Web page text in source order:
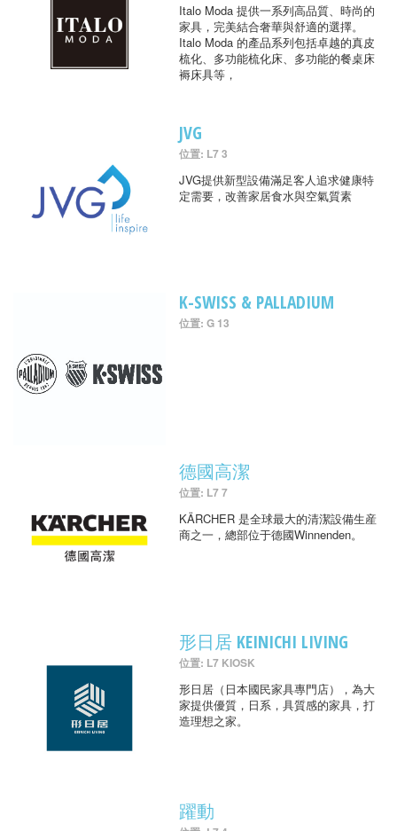
Italo Moda 提供一系列高品質、時尚的
家具，完美結合奢華與舒適的選擇。
Italo Moda 的產品系列包括卓越的真皮
梳化、多功能梳化床、多功能的餐桌床
褥床具等，
JVG
位置: L7 3
JVG提供新型設備滿足客人追求健康特
定需要，改善家居食水與空氣質素
K-SWISS & PALLADIUM
位置: G 13
德國高潔
位置: L7 7
KÄRCHER 是全球最大的清潔設備生産
商之一，總部位于德國Winnenden。
形日居 KEINICHI LIVING
位置: L7 KIOSK
形日居（日本國民家具專門店），為大
家提供優質，日系，具質感的家具，打
造理想之家。
躍動